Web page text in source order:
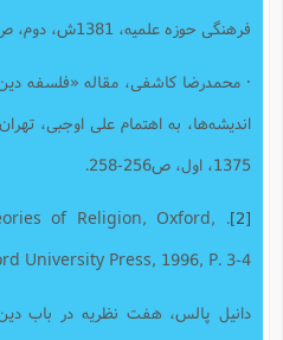
فرهنگی حوزه علمیه، 1381ش، دوم، ص19.
· محمدرضا کاشفی، مقاله «فلسفه
اندیشه‌ها، به اهتمام علی اوجبی،
1375، اول، ص256-258.
of Religion, Oxford,
University Press, 1996, P. 3-4.
دانیل پالس، هفت نظریه در باب